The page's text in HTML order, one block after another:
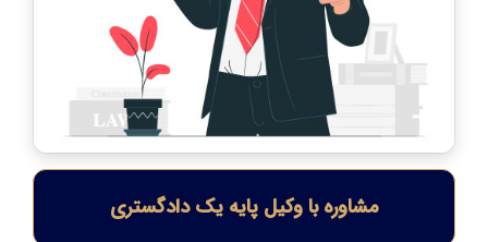
مشاوره با وکیل پایه یک دادگستری